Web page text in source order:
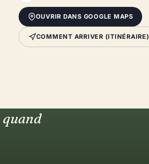
OUVRIR DANS GOOGLE MAPS
COMMENT ARRIVER (ITINÉRAIRE)
quand